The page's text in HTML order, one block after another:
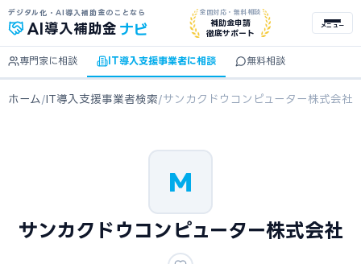
デジタル化・AI導入補助金のことなら
AI 導入補助金 ナビ
全国対応・無料相談
補助金申請
徹底サポート
メニュー
専門家に相談 IT導入支援事業者に相談 無料相談
ホーム /IT導入支援事業者検索/サンカクドウコンピューター株式会社
M
サンカクドウコンピューター株式会社